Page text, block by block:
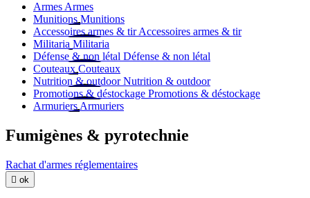
Armes Armes
Munitions Munitions
Accessoires armes & tir Accessoires armes & tir
Militaria Militaria
Défense & non létal Défense & non létal
Couteaux Couteaux
Nutrition & outdoor Nutrition & outdoor
Promotions & déstockage Promotions & déstockage
Armuriers Armuriers
Fumigènes & pyrotechnie
Rachat d'armes réglementaires
 ok